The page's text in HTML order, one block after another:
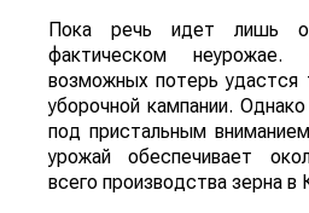
Пока речь идет лишь
фактическом
возможных потерь удастся
уборочной кампании.
под пристальным
урожай обеспечивает
всего производства зерна в